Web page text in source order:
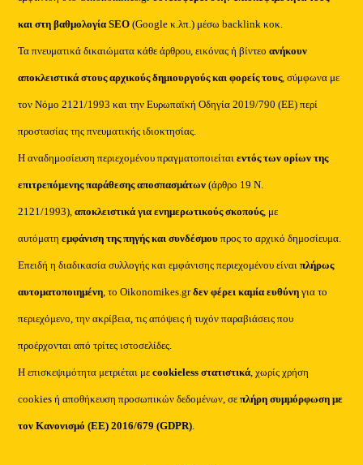
και στη βαθμολογία SEO (Google κ.λπ.) μέσω backlink κοκ.
Τα πνευματικά δικαιώματα κάθε άρθρου, εικόνας ή βίντεοανήκουν
αποκλειστικά στους αρχικούς δημιουργούς και φορείς τους, σύμφωνα με
τον Νόμο 2121/1993 και την Ευρωπαϊκή Οδηγία 2019/790 (ΕΕ) περί
προστασίας της πνευματικής ιδιοκτησίας.
Η αναδημοσίευση περιεχομένου πραγματοποιείταιεντός των ορίων της
επιτρεπόμενης παράθεσης αποσπασμάτων (άρθρο 19 Ν.
2121/1993), αποκλειστικά για ενημερωτικούς σκοπούς, με
αυτόματηεμφάνιση της πηγής και συνδέσμου προς το αρχικό δημοσίευμα.
Επειδή η διαδικασία συλλογής και εμφάνισης περιεχομένου είναιπλήρως
αυτοματοποιημένη, το Oikonomikes.grδεν φέρει καμία ευθύνη για το
περιεχόμενο, την ακρίβεια, τις απόψεις ή τυχόν παραβιάσεις που
προέρχονται από τρίτες ιστοσελίδες.
Η επισκεψιμότητα μετριέται μεcookieless στατιστικά, χωρίς χρήση
cookies ή αποθήκευση προσωπικών δεδομένων, σεπλήρη συμμόρφωση με
τον Κανονισμό (ΕΕ) 2016/679 (GDPR).